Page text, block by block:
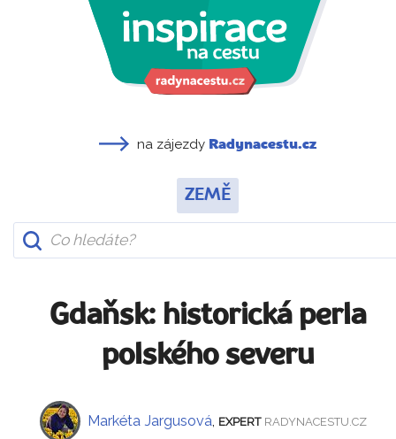
na zájezdy Radynacestu.cz
ZEMĚ
Gdaňsk: historická perla
polského severu
Markéta Jargusová EXPERT RADYNACESTU.CZ